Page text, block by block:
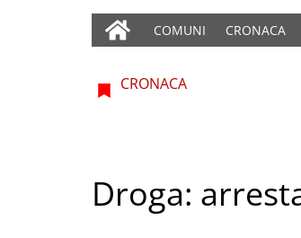
COMUNI CRONACA
CRONACA
Droga: